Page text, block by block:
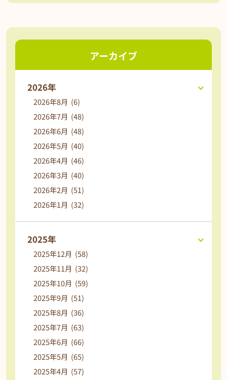
アーカイブ
2026年
2026年8月 (6)
2026年7月 (48)
2026年6月 (48)
2026年5月 (40)
2026年4月 (46)
2026年3月 (40)
2026年2月 (51)
2026年1月 (32)
2025年
2025年12月 (58)
2025年11月 (32)
2025年10月 (59)
2025年9月 (51)
2025年8月 (36)
2025年7月 (63)
2025年6月 (66)
2025年5月 (65)
2025年4月 (57)